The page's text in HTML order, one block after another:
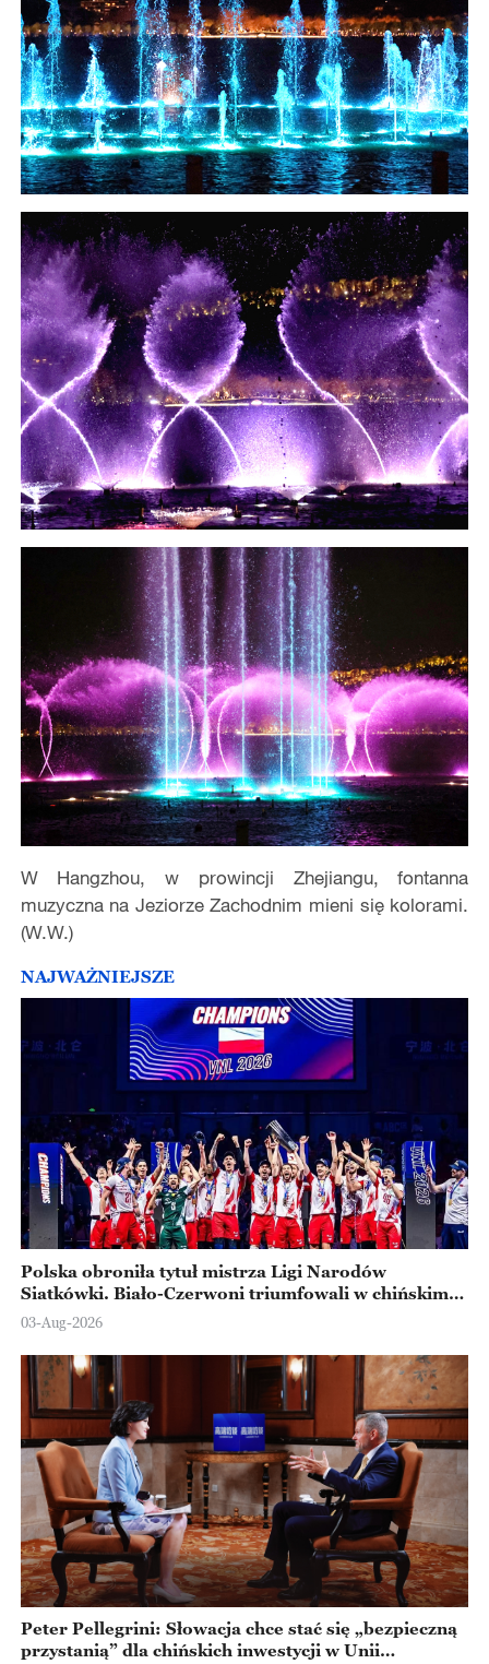
W Hangzhou, w prowincji Zhejiangu, fontanna
muzyczna na Jeziorze Zachodnim mieni się kolorami.
(W.W.)
NAJWAŻNIEJSZE
Polska obroniła tytuł mistrza Ligi Narodów
Siatkówki. Biało-Czerwoni triumfowali w chińskim
Ningbo
03-Aug-2026
Peter Pellegrini: Słowacja chce stać się „bezpieczną
przystanią” dla chińskich inwestycji w Unii